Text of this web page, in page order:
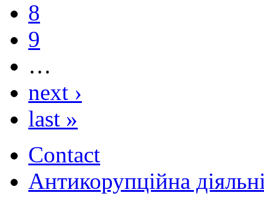
8
9
…
next ›
last »
Contact
Антикорупційна